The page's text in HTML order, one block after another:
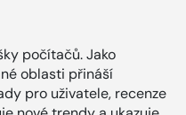
počítačů. Jako
oblasti přináší
pro uživatele, recenze